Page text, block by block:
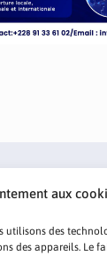
aux
utilisons des
des appareils. Le